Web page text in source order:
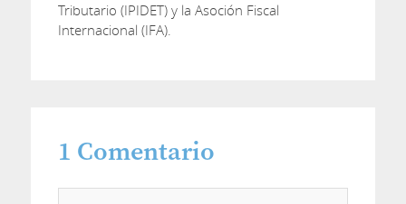
Tributario (IPIDET) y la Asoción Fiscal
Internacional (IFA).
1 Comentario